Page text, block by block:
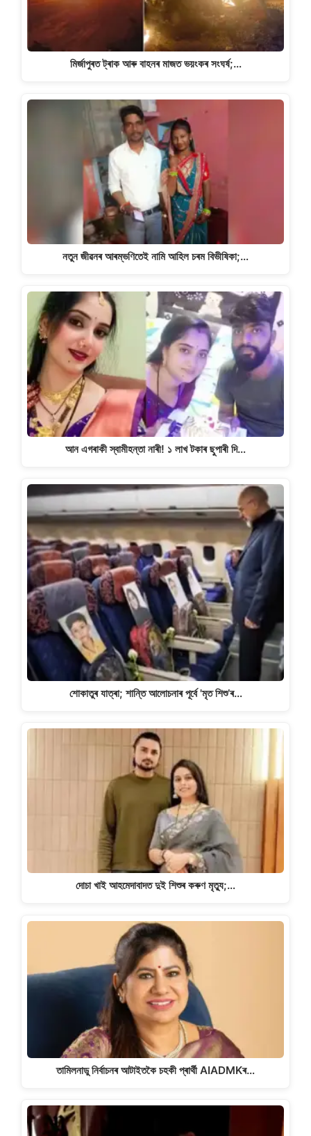
মিৰ্জাপুৰত ট্ৰাক আৰু বাহনৰ মাজত ভয়ংকৰ সংঘৰ্ষ;…
নতুন জীৱনৰ আৰম্ভণিতেই নামি আহিল চৰম বিভীষিকা;…
আন এগৰাকী স্বামীহন্তা নাৰী! ১ লাখ টকাৰ ছুপাৰী দি…
শোকাতুৰ যাত্ৰা; শান্তি আলোচনাৰ পূৰ্বে 'মৃত শিশু’ৰ…
দোচা খাই আহমেদাবাদত দুই শিশুৰ কৰুণ মৃত্যু;…
তামিলনাডু নিৰ্বাচনৰ আটাইতকৈ চহকী প্ৰাৰ্থী AIADMKৰ…